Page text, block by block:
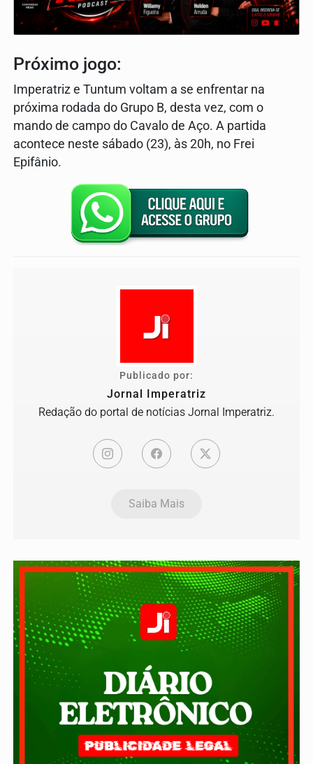
Próximo jogo:
Imperatriz e Tuntum voltam a se enfrentar na
próxima rodada do Grupo B, desta vez, com o
mando de campo do Cavalo de Aço. A partida
acontece neste sábado (23), às 20h, no Frei
Epifânio.
Publicado por:
Jornal Imperatriz
Redação do portal de notícias Jornal Imperatriz.
Saiba Mais